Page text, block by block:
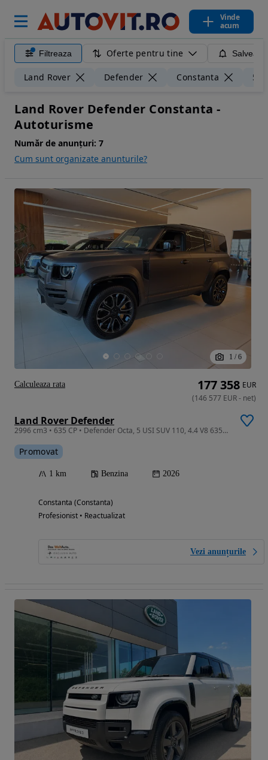
Vinde
acum
Filtreaza Oferte pentru tine
Land Rover Defender Constanta 50
Land Rover Defender Constanta -
Autoturisme
Număr de anunțuri: 7
Cum sunt organizate anunturile?
1 / 6
Land Rover Defender
2996 cm3 • 635 CP • Defender Octa, 5 USI SUV 110, 4.4 V8 635CP AWD Auto MHEV
Promovat
1 km Benzina 2026
Constanta (Constanta)
Profesionist • Reactualizat
Vezi anunțurile
177 358 EUR
(146 577 EUR- net)
Calculeaza rata